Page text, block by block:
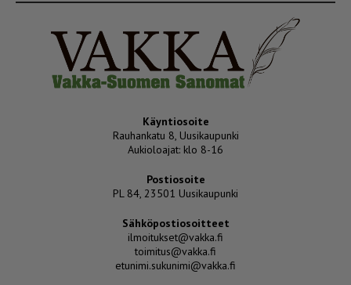
Käyntiosoite
Rauhankatu 8, Uusikaupunki
Aukioloajat: klo 8-16
Postiosoite
PL 84, 23501 Uusikaupunki
Sähköpostiosoitteet
ilmoitukset@vakka.fi
toimitus@vakka.fi
etunimi.sukunimi@vakka.fi